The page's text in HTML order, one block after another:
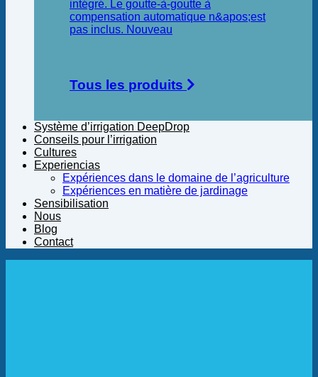
intégré. Le goutte-à-goutte à
compensation automatique n&apos;est
pas inclus.
Tous les produits
Système d’irrigation DeepDrop
Conseils pour l’irrigation
Cultures
Experiencias
Expériences dans le domaine de l’agriculture
Expériences en matière de jardinage
Sensibilisation
Nous
Blog
Contact